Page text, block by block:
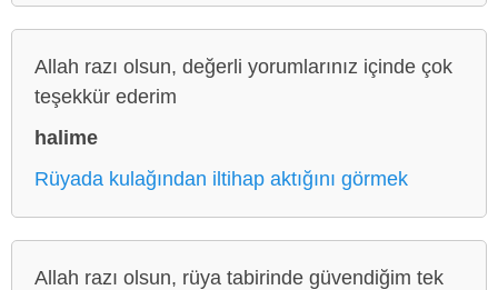
Allah razı olsun, değerli yorumlarınız içinde çok
teşekkür ederim
halime
Rüyada kulağından iltihap aktığını görmek
Allah razı olsun, rüya tabirinde güvendiğim tek